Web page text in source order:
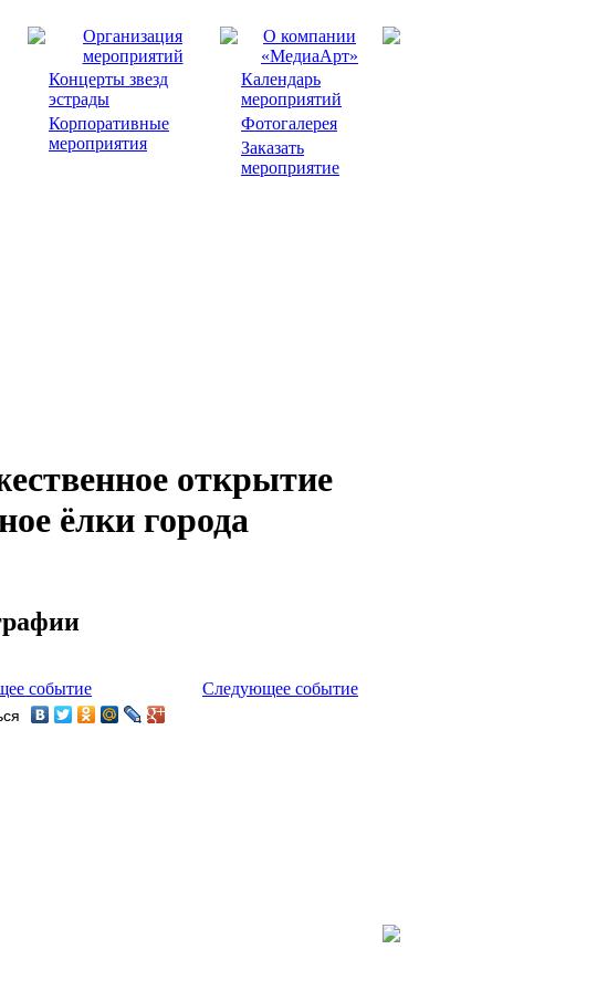
Организация
мероприятий
Концерты звезд
эстрады
Корпоративные
мероприятия
О компании
«МедиаАрт»
Календарь
мероприятий
Фотогалерея
Заказать
мероприятие
открытие
ёлки города
событие Следующее событие